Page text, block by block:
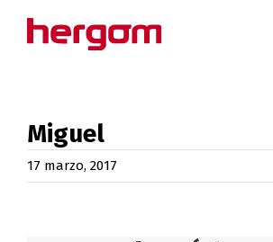
Miguel
17 marzo, 2017